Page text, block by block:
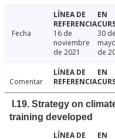
Fecha
16 de
noviembre
de 2021
30 de
mayo
de
Comentar
I.19. Strategy on
training developed